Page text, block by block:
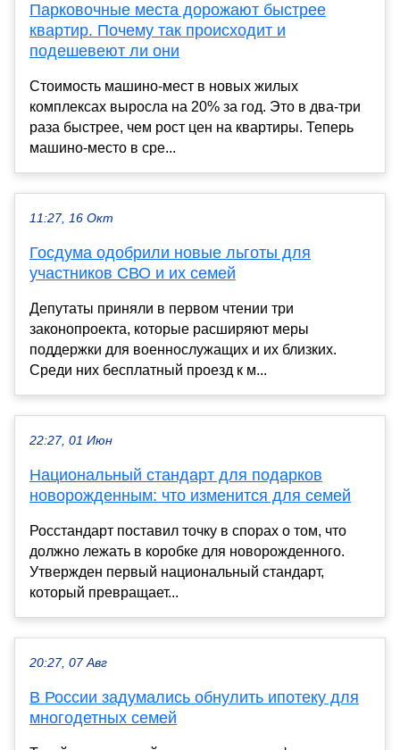
Парковочные места дорожают быстрее
квартир. Почему так происходит и
подешевеют ли они
Стоимость машино-мест в новых жилых
комплексах выросла на 20% за год. Это в два-три
раза быстрее, чем рост цен на квартиры. Теперь
машино-место в сре...
11:27, 16 Окт
Госдума одобрили новые льготы для
участников СВО и их семей
Депутаты приняли в первом чтении три
законопроекта, которые расширяют меры
поддержки для военнослужащих и их близких.
Среди них бесплатный проезд к м...
22:27, 01 Июн
Национальный стандарт для подарков
новорожденным: что изменится для семей
Росстандарт поставил точку в спорах о том, что
должно лежать в коробке для новорожденного.
Утвержден первый национальный стандарт,
который превращает...
20:27, 07 Авг
В России задумались обнулить ипотеку для
многодетных семей